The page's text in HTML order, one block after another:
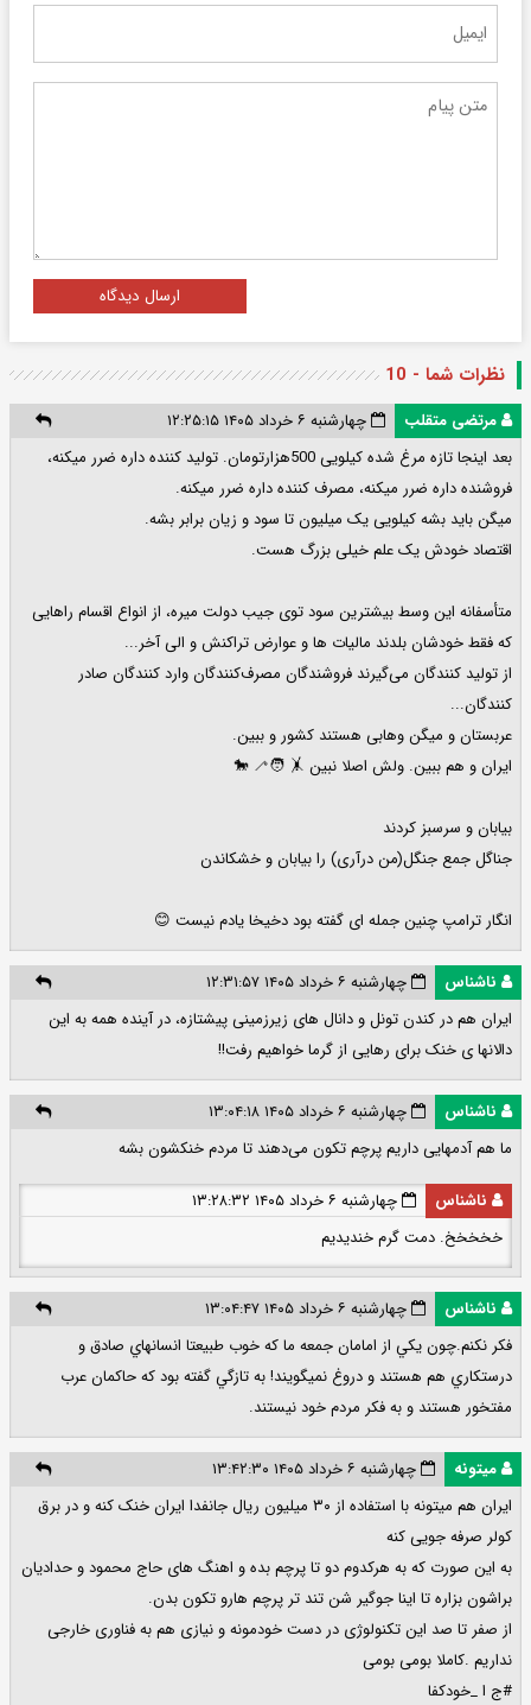
ارسال دیدگاه
نظرات شما - 10
مرتضی متقلب
چهارشنبه ۶ خرداد ۱۴۰۵ ۱۲:۲۵:۱۵
بعد اینجا تازه مرغ شده کیلویی 500هزارتومان. تولید کننده داره ضرر میکنه،
فروشنده داره ضرر میکنه، مصرف کننده داره ضرر میکنه.
میگن باید بشه کیلویی یک میلیون تا سود و زیان برابر بشه.
اقتصاد خودش یک علم خیلی بزرگ هست.
متأسفانه این وسط بیشترین سود توی جیب دولت میره، از انواع اقسام راهایی
که فقط خودشان بلدند ماليات ها و عوارض تراکنش و الی آخر...
از تولید کنندگان می‌گیرند فروشندگان مصرف‌کنندگان وارد کنندگان صادر
کنندگان...
عربستان و میگن وهابی هستند کشور و ببین.
ایران و هم ببین. ولش اصلا نبین 🤸 🧑‍🦯 🐎
بیابان و سرسبز کردند
جناگل جمع جنگل(من درآری) را بیابان و خشکاندن
انگار ترامپ چنین جمله ای گفته بود دخیخا یادم نیست 😊
ناشناس
چهارشنبه ۶ خرداد ۱۴۰۵ ۱۲:۳۱:۵۷
ایران هم در کندن تونل و دانال های زیرزمینی پیشتازه، در آینده همه به این
دالانها ی خنک برای رهایی از گرما خواهیم رفت!!
ناشناس
چهارشنبه ۶ خرداد ۱۴۰۵ ۱۳:۰۴:۱۸
ما هم آدمهایی داریم پرچم تکون می‌دهند تا مردم خنکشون بشه
ناشناس
چهارشنبه ۶ خرداد ۱۴۰۵ ۱۳:۲۸:۳۲
خخخخخ. دمت گرم خندیدیم
ناشناس
چهارشنبه ۶ خرداد ۱۴۰۵ ۱۳:۰۴:۴۷
فكر نكنم.چون يكي از امامان جمعه ما كه خوب طبيعتا انسانهاي صادق و
درستكاري هم هستند و دروغ نميگويند! به تازگي گفته بود كه حاكمان عرب
مفتخور هستند و به فكر مردم خود نيستند.
میتونه
چهارشنبه ۶ خرداد ۱۴۰۵ ۱۳:۴۲:۳۰
ایران هم میتونه با استفاده از ۳۰ میلیون ریال جانفدا ایران خنک کنه و در برق
کولر صرفه جویی کنه
به این صورت که به هرکدوم دو تا پرچم بده و اهنگ های حاج محمود و حدادیان
براشون بزاره تا اینا جوگیر شن تند تر پرچم هارو تکون بدن.
از صفر تا صد این تکنولوژی در دست خودمونه و نیازی هم به فناوری خارجی
نداریم .کاملا بومی بومی
#ج ا _خودکفا